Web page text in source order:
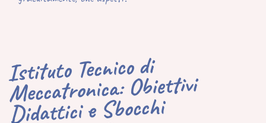
Istituto Tecnico di
Meccatronica: Obiettivi
Didattici e Sbocchi